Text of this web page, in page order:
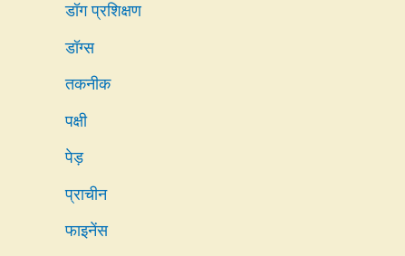
डॉग प्रशिक्षण
डॉग्स
तकनीक
पक्षी
पेड़
प्राचीन
फाइनेंस